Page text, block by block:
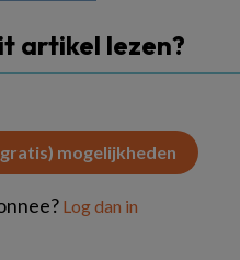
artikel lezen?
mogelijkheden
Log dan in